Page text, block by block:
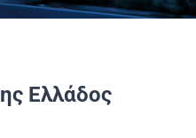
Ελλάδος